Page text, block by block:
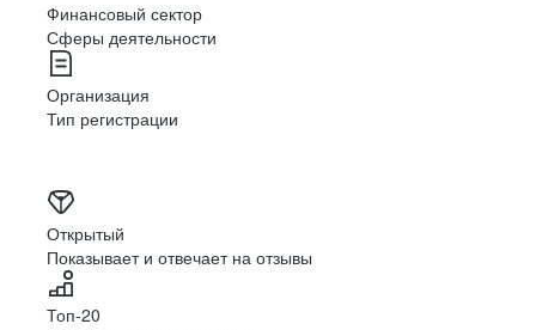
Финансовый сектор
Сферы деятельности
Организация
Тип регистрации
Открытый
Показывает и отвечает на отзывы
Топ-20